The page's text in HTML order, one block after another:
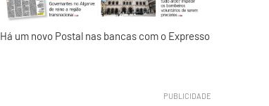
Há um novo Postal nas bancas com o Expresso